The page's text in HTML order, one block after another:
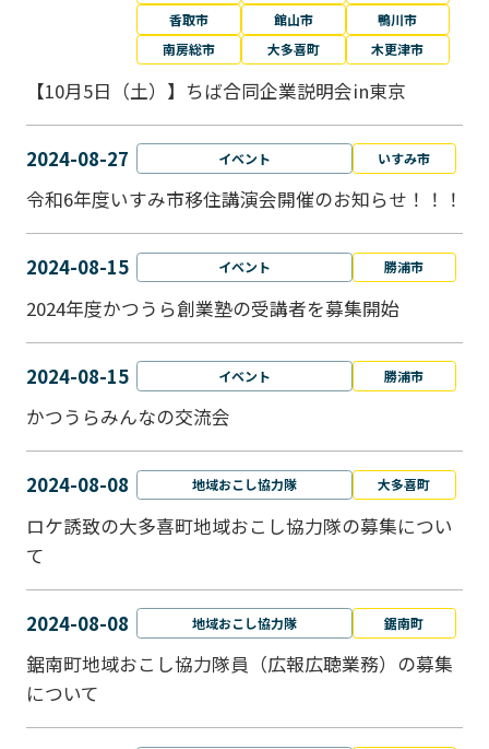
香取市
館山市
鴨川市
南房総市
大多喜町 木更津市
【10月5日（土）】ちば合同企業説明会in東京
2024-08-27 イベント いすみ市
令和6年度いすみ市移住講演会開催のお知らせ！！！
2024-08-15 イベント 勝浦市
2024年度かつうら創業塾の受講者を募集開始
2024-08-15 イベント 勝浦市
かつうらみんなの交流会
2024-08-08 地域おこし協力隊 大多喜町
ロケ誘致の大多喜町地域おこし協力隊の募集につい
て
2024-08-08 地域おこし協力隊 鋸南町
鋸南町地域おこし協力隊員（広報広聴業務）の募集
について